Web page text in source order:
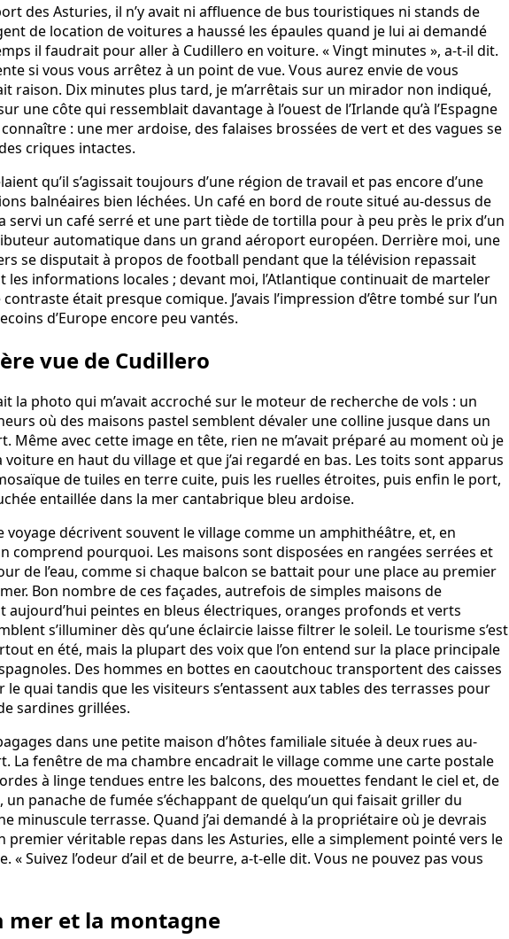
des Asturies, il n’y avait ni affluence de bus touristiques ni stands de
de location de voitures a haussé les épaules quand je lui ai demandé
il faudrait pour aller à Cudillero en voiture. « Vingt minutes », a-t-il dit.
si vous vous arrêtez à un point de vue. Vous aurez envie de vous
raison. Dix minutes plus tard, je m’arrêtais sur un mirador non indiqué,
une côte qui ressemblait davantage à l’ouest de l’Irlande qu’à l’Espagne
: une mer ardoise, des falaises brossées de vert et des vagues se
criques intactes.
qu’il s’agissait toujours d’une région de travail et pas encore d’une
balnéaires bien léchées. Un café en bord de route situé au-dessus de
servi un café serré et une part tiède de tortilla pour à peu près le prix d’un
automatique dans un grand aéroport européen. Derrière moi, une
se disputait à propos de football pendant que la télévision repassait
les informations locales ; devant moi, l’Atlantique continuait de marteler
contraste était presque comique. J’avais l’impression d’être tombé sur l’un
d’Europe encore peu vantés.
vue de Cudillero
la photo qui m’avait accroché sur le moteur de recherche de vols : un
où des maisons pastel semblent dévaler une colline jusque dans un
Même avec cette image en tête, rien ne m’avait préparé au moment où je
voiture en haut du village et que j’ai regardé en bas. Les toits sont apparus
de tuiles en terre cuite, puis les ruelles étroites, puis enfin le port,
entaillée dans la mer cantabrique bleu ardoise.
voyage décrivent souvent le village comme un amphithéâtre, et, en
comprend pourquoi. Les maisons sont disposées en rangées serrées et
de l’eau, comme si chaque balcon se battait pour une place au premier
Bon nombre de ces façades, autrefois de simples maisons de
aujourd’hui peintes en bleus électriques, oranges profonds et verts
s’illuminer dès qu’une éclaircie laisse filtrer le soleil. Le tourisme s’est
en été, mais la plupart des voix que l’on entend sur la place principale
Des hommes en bottes en caoutchouc transportent des caisses
le quai tandis que les visiteurs s’entassent aux tables des terrasses pour
sardines grillées.
dans une petite maison d’hôtes familiale située à deux rues au-
La fenêtre de ma chambre encadrait le village comme une carte postale
à linge tendues entre les balcons, des mouettes fendant le ciel et, de
panache de fumée s’échappant de quelqu’un qui faisait griller du
minuscule terrasse. Quand j’ai demandé à la propriétaire où je devrais
premier véritable repas dans les Asturies, elle a simplement pointé vers le
« Suivez l’odeur d’ail et de beurre, a-t-elle dit. Vous ne pouvez pas vous
mer et la montagne